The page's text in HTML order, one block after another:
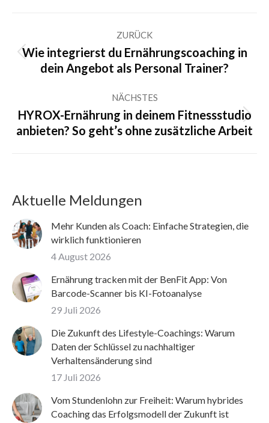
ZURÜCK
Vorheriger
Beitrag:
Wie integrierst du Ernährungscoaching in
dein Angebot als Personal Trainer?
NÄCHSTES
Nächster
Beitrag:
HYROX-Ernährung in deinem Fitnessstudio
anbieten? So geht’s ohne zusätzliche Arbeit
Aktuelle Meldungen
Mehr Kunden als Coach: Einfache Strategien, die
wirklich funktionieren
4 August 2026
Ernährung tracken mit der BenFit App: Von
Barcode-Scanner bis KI-Fotoanalyse
29 Juli 2026
Die Zukunft des Lifestyle-Coachings: Warum
Daten der Schlüssel zu nachhaltiger
Verhaltensänderung sind
17 Juli 2026
Vom Stundenlohn zur Freiheit: Warum hybrides
Coaching das Erfolgsmodell der Zukunft ist